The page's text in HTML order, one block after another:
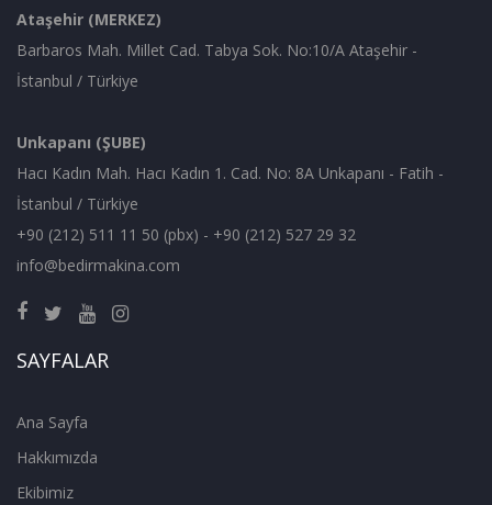
Ataşehir (MERKEZ)
Barbaros Mah. Millet Cad. Tabya Sok. No:10/A Ataşehir -
İstanbul / Türkiye
Unkapanı (ŞUBE)
Hacı Kadın Mah. Hacı Kadın 1. Cad. No: 8A Unkapanı - Fatih -
İstanbul / Türkiye
+90 (212) 511 11 50 (pbx) - +90 (212) 527 29 32
info@bedirmakina.com
SAYFALAR
Ana Sayfa
Hakkımızda
Ekibimiz